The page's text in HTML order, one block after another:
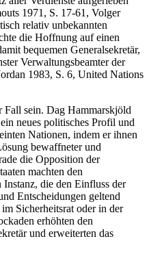
1971, S. 17-61, Volger
relativ unbekannten
die Hoffnung auf einen
bequemen Generalsekretär,
Verwaltungsbeamter der
1983, S. 6, United Nations
Fall sein. Dag Hammarskjöld
neues politisches Profil und
Nationen, indem er ihnen
bewaffneter und
die Opposition der
machten den
die den Einfluss der
Entscheidungen geltend
Sicherheitsrat oder in der
erhöhten den
und erweiterten das